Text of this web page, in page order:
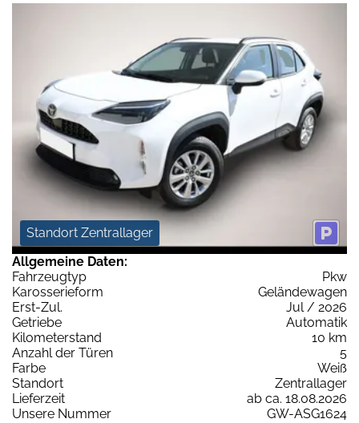
Standort Zentrallager
Allgemeine Daten:
Fahrzeugtyp
Pkw
Karosserieform
Geländewagen
Erst-Zul.
Jul / 2026
Getriebe
Automatik
Kilometerstand
10 km
Anzahl der Türen
5
Farbe
Weiß
Standort
Zentrallager
Lieferzeit
ab ca. 18.08.2026
Unsere Nummer
GW-ASG1624